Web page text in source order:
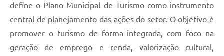
define o Plano Municipal de Turismo como instrumento
central de planejamento das ações do setor. O objetivo é
promover o turismo de forma integrada, com foco na
geração de emprego e renda, valorização cultural,